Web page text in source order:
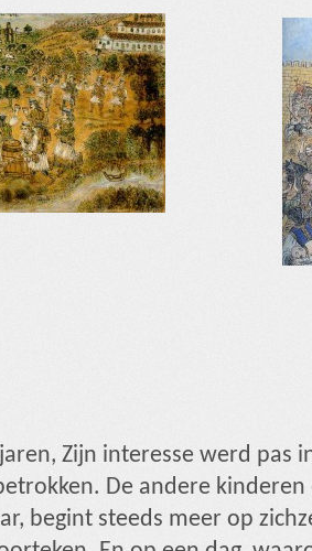
Zijn interesse werd pas
De andere
begint steeds meer op